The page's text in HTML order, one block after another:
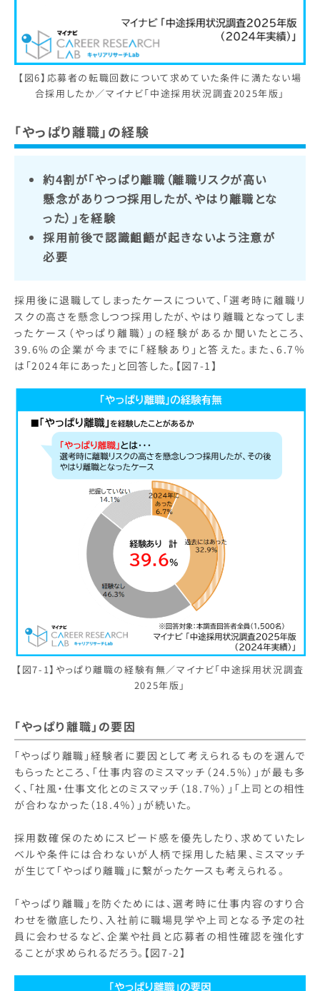
【図6】応募者の転職回数について求めていた条件に満たない場
合採用したか／マイナビ「中途採用状況調査2025年版」
「やっぱり離職」の経験
約4割が「やっぱり離職（離職リスクが高い
懸念がありつつ採用したが、やはり離職とな
った）」を経験
採用前後で認識齟齬が起きないよう注意が
必要
採用後に退職してしまったケースについて、「選考時に離職リ
スクの高さを懸念しつつ採用したが、やはり離職となってしま
ったケース（やっぱり離職）」の経験があるか聞いたところ、
39.6%の企業が今までに「経験あり」と答えた。また、6.7％
は「2024年にあった」と回答した。【図7-1】
【図7-1】やっぱり離職の経験有無／マイナビ「中途採用状況調査
2025年版」
「やっぱり離職」の要因
「やっぱり離職」経験者に要因として考えられるものを選んで
もらったところ、「仕事内容のミスマッチ（24.5%）」が最も多
く、「社風・仕事文化とのミスマッチ（18.7％）」「上司との相性
が合わなかった（18.4％）」が続いた。
採用数確保のためにスピード感を優先したり、求めていたレ
ベルや条件には合わないが人柄で採用した結果、ミスマッチ
が生じて「やっぱり離職」に繋がったケースも考えられる。
「やっぱり離職」を防ぐためには、選考時に仕事内容のすり合
わせを徹底したり、入社前に職場見学や上司となる予定の社
員に会わせるなど、企業や社員と応募者の相性確認を強化す
ることが求められるだろう。【図7-2】